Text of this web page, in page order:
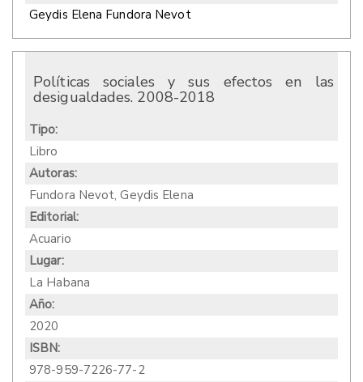
Geydis Elena Fundora Nevot
Políticas sociales y sus efectos en las
desigualdades. 2008-2018
Tipo:
Libro
Autoras:
Fundora Nevot, Geydis Elena
Editorial:
Acuario
Lugar:
La Habana
Año:
2020
ISBN:
978-959-7226-77-2